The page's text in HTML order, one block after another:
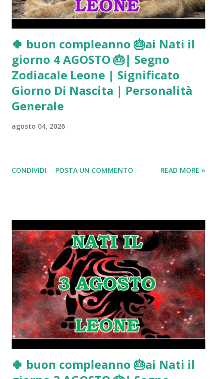
🍀 buon compleanno 🎂ai Nati il
giorno 4 AGOSTO 🎂| Segno
Zodiacale Leone | Significato
Giorno Di Nascita | Personalità
Generale
agosto 04, 2026
CONDIVIDI POSTA UN COMMENTO READ MORE »
🍀 buon compleanno 🎂ai Nati il